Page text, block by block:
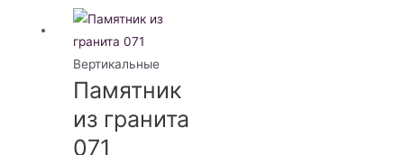
Вертикальные
Памятник
из гранита
071